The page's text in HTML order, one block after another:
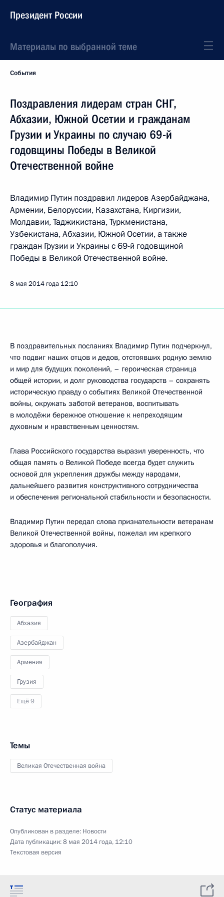
Президент России
Материалы по выбранной теме
События
Поздравления лидерам стран СНГ,
Абхазии, Южной Осетии и гражданам
Грузии и Украины по случаю 69-й
годовщины Победы в Великой
Отечественной войне
Владимир Путин поздравил лидеров Азербайджана,
Армении, Белоруссии, Казахстана, Киргизии,
Молдавии, Таджикистана, Туркменистана,
Узбекистана, Абхазии, Южной Осетии, а также
граждан Грузии и Украины с 69-й годовщиной
Победы в Великой Отечественной войне.
8 мая 2014 года 12:10
В поздравительных посланиях Владимир Путин подчеркнул,
что подвиг наших отцов и дедов, отстоявших родную землю
и мир для будущих поколений, – героическая страница
общей истории, и долг руководства государств – сохранять
историческую правду о событиях Великой Отечественной
войны, окружать заботой ветеранов, воспитывать
в молодёжи бережное отношение к непреходящим
духовным и нравственным ценностям.
Глава Российского государства выразил уверенность, что
общая память о Великой Победе всегда будет служить
основой для укрепления дружбы между народами,
дальнейшего развития конструктивного сотрудничества
и обеспечения региональной стабильности и безопасности.
Владимир Путин передал слова признательности ветеранам
Великой Отечественной войны, пожелал им крепкого
здоровья и благополучия.
География
Абхазия
Азербайджан
Армения
Грузия
Ещё 9
Темы
Великая Отечественная война
Статус материала
Опубликован в разделе: Новости
Дата публикации:8 мая 2014 года, 12:10
Текстовая версия